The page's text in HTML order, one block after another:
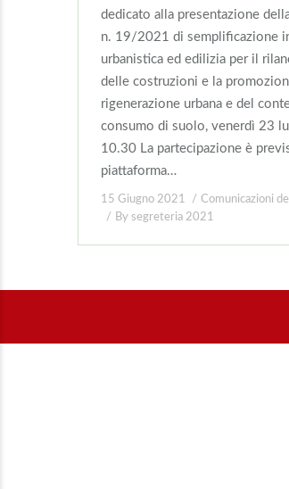
dedicato alla presentazione
n. 19/2021 di semplificazione
urbanistica ed edilizia per il
delle costruzioni e la
rigenerazione urbana e del
consumo di suolo, venerdì 23
10.30 La partecipazione è
piattaforma…
15 Giugno 2021
Comunicazioni
By segreteria 2021